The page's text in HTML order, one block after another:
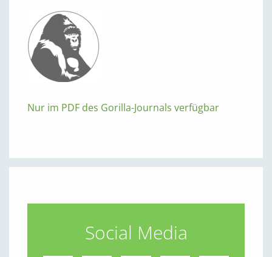
Nur im PDF des Gorilla-Journals verfügbar
Social Media